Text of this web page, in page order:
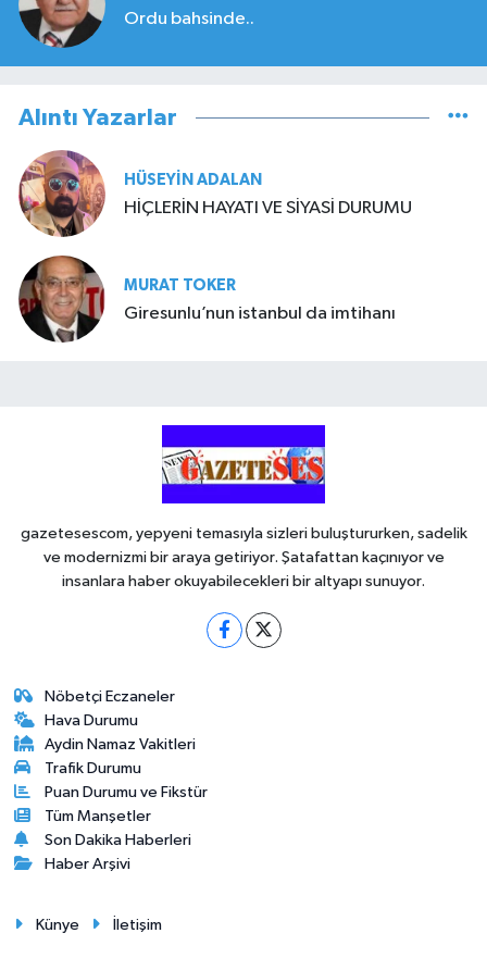
Ordu bahsinde..
Alıntı Yazarlar
HÜSEYIN ADALAN
HİÇLERİN HAYATI VE SİYASİ DURUMU
MURAT TOKER
Giresunlu’nun istanbul da imtihanı
gazetesescom, yepyeni temasıyla sizleri buluştururken, sadelik
ve modernizmi bir araya getiriyor. Şatafattan kaçınıyor ve
insanlara haber okuyabilecekleri bir altyapı sunuyor.
Nöbetçi Eczaneler
Hava Durumu
Aydin Namaz Vakitleri
Trafik Durumu
Puan Durumu ve Fikstür
Tüm Manşetler
Son Dakika Haberleri
Haber Arşivi
Künye İletişim